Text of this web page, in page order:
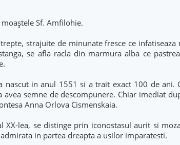
Sf. Amfilohie.
strajuite de minunate fresce ce
se afla racla din marmura alba ce
nascut in anul 1551 si a trait exact 100 de ani.
semne de descompunere. Chiar imediat
Anna Orlova Cismenskaia.
XX-lea, se distinge prin iconostasul aurit si
in partea dreapta a usilor imparatesti.